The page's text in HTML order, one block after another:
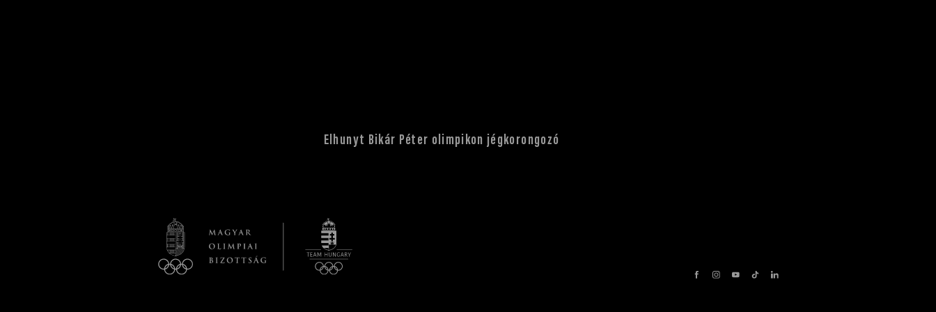
Elhunyt Bikár Péter olimpikon jégkorongozó